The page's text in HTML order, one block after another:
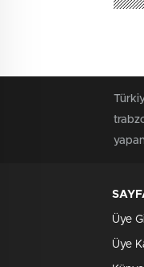
Üye
Üye